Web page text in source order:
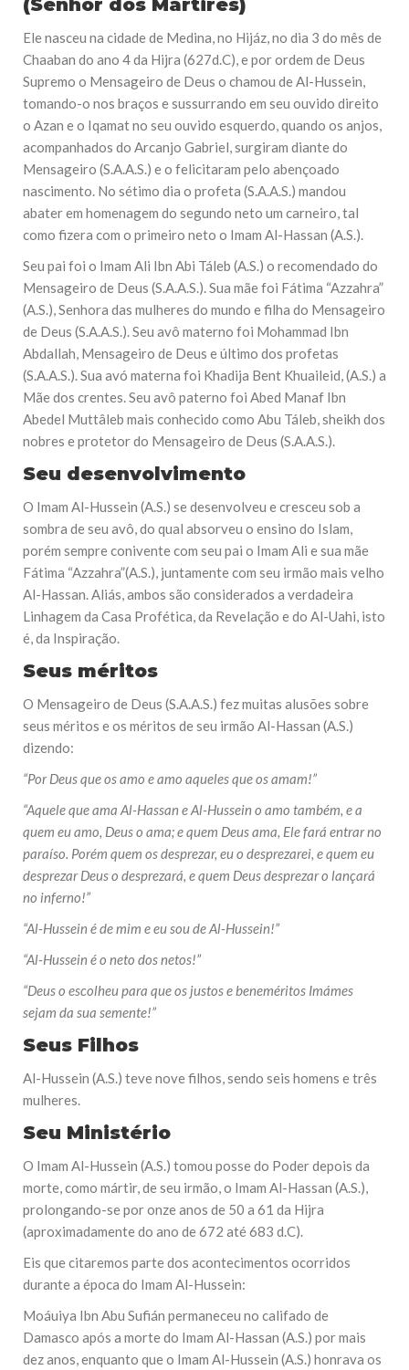
Ele nasceu na cidade de Medina, no Hijáz, no dia 3 do mês de
Chaaban do ano 4 da Hijra (627d.C), e por ordem de Deus
Supremo o Mensageiro de Deus o chamou de Al-Hussein,
tomando-o nos braços e sussurrando em seu ouvido direito
o Azan e o Iqamat no seu ouvido esquerdo, quando os anjos,
acompanhados do Arcanjo Gabriel, surgiram diante do
Mensageiro (S.A.A.S.) e o felicitaram pelo abençoado
nascimento. No sétimo dia o profeta (S.A.A.S.) mandou
abater em homenagem do segundo neto um carneiro, tal
como fizera com o primeiro neto o Imam Al-Hassan (A.S.).
Seu pai foi o Imam Ali Ibn Abi Táleb (A.S.) o recomendado do
Mensageiro de Deus (S.A.A.S.). Sua mãe foi Fátima “Azzahra”
(A.S.), Senhora das mulheres do mundo e filha do Mensageiro
de Deus (S.A.A.S.). Seu avô materno foi Mohammad Ibn
Abdallah, Mensageiro de Deus e último dos profetas
(S.A.A.S.). Sua avó materna foi Khadija Bent Khuaileid, (A.S.) a
Mãe dos crentes. Seu avô paterno foi Abed Manaf Ibn
Abedel Muttâleb mais conhecido como Abu Táleb, sheikh dos
nobres e protetor do Mensageiro de Deus (S.A.A.S.).
Seu desenvolvimento
O Imam Al-Hussein (A.S.) se desenvolveu e cresceu sob a
sombra de seu avô, do qual absorveu o ensino do Islam,
porém sempre conivente com seu pai o Imam Ali e sua mãe
Fátima “Azzahra”(A.S.), juntamente com seu irmão mais velho
Al-Hassan. Aliás, ambos são considerados a verdadeira
Linhagem da Casa Profética, da Revelação e do Al-Uahi, isto
é, da Inspiração.
Seus méritos
O Mensageiro de Deus (S.A.A.S.) fez muitas alusões sobre
seus méritos e os méritos de seu irmão Al-Hassan (A.S.)
dizendo:
“Por Deus que os amo e amo aqueles que os amam!”
“Aquele que ama Al-Hassan e Al-Hussein o amo também, e a
quem eu amo, Deus o ama; e quem Deus ama, Ele fará entrar no
paraíso. Porém quem os desprezar, eu o desprezarei, e quem eu
desprezar Deus o desprezará, e quem Deus desprezar o lançará
no inferno!”
“Al-Hussein é de mim e eu sou de Al-Hussein!”
“Al-Hussein é o neto dos netos!”
“Deus o escolheu para que os justos e beneméritos Imámes
sejam da sua semente!”
Seus Filhos
Al-Hussein (A.S.) teve nove filhos, sendo seis homens e três
mulheres.
Seu Ministério
O Imam Al-Hussein (A.S.) tomou posse do Poder depois da
morte, como mártir, de seu irmão, o Imam Al-Hassan (A.S.),
prolongando-se por onze anos de 50 a 61 da Hijra
(aproximadamente do ano de 672 até 683 d.C).
Eis que citaremos parte dos acontecimentos ocorridos
durante a época do Imam Al-Hussein:
Moáuiya Ibn Abu Sufián permaneceu no califado de
Damasco após a morte do Imam Al-Hassan (A.S.) por mais
dez anos, enquanto que o Imam Al-Hussein (A.S.) honrava os